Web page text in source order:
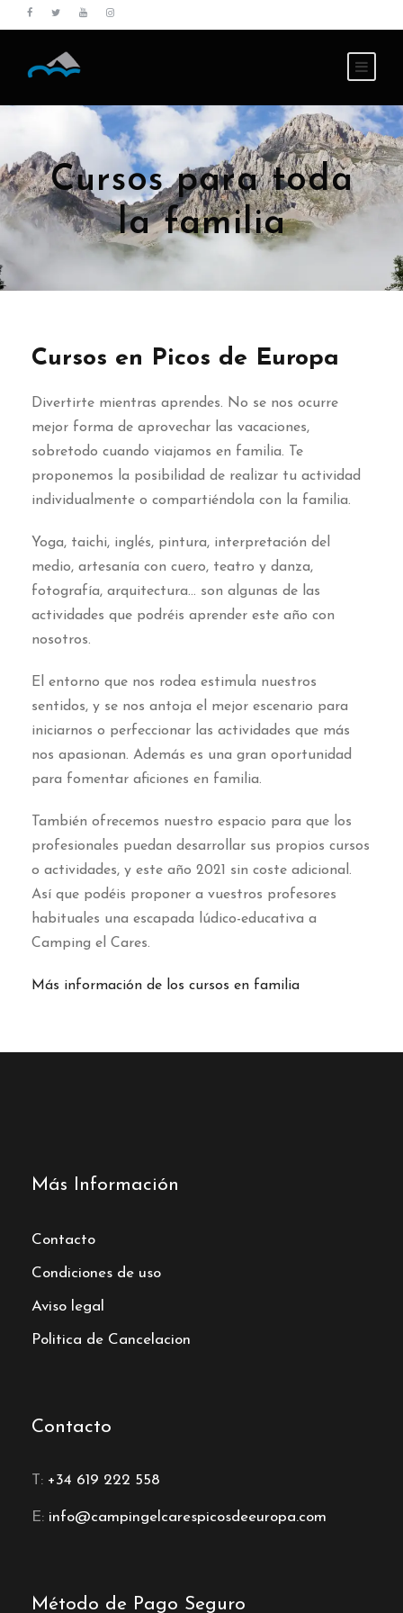
Cursos para toda
la familia
Cursos en Picos de Europa
Divertirte mientras aprendes. No se nos ocurre
mejor forma de aprovechar las vacaciones,
sobretodo cuando viajamos en familia. Te
proponemos la posibilidad de realizar tu actividad
individualmente o compartiéndola con la familia.
Yoga, taichi, inglés, pintura, interpretación del
medio, artesanía con cuero, teatro y danza,
fotografía, arquitectura… son algunas de las
actividades que podréis aprender este año con
nosotros.
El entorno que nos rodea estimula nuestros
sentidos, y se nos antoja el mejor escenario para
iniciarnos o perfeccionar las actividades que más
nos apasionan. Además es una gran oportunidad
para fomentar aficiones en familia.
También ofrecemos nuestro espacio para que los
profesionales puedan desarrollar sus propios cursos
o actividades, y este año 2021 sin coste adicional.
Así que podéis proponer a vuestros profesores
habituales una escapada lúdico-educativa a
Camping el Cares.
Más información de los cursos en familia
Más Información
Contacto
Condiciones de uso
Aviso legal
Politica de Cancelacion
Contacto
T: +34 619 222 558
E: info@campingelcarespicosdeeuropa.com
Método de Pago Seguro